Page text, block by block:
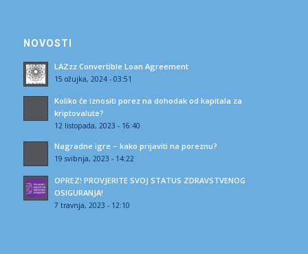
NOVOSTI
LAZzz Convertible Loan Agreement
15 ožujka, 2024 - 03:51
Koliko će iznositi porez na dohodak od kapitala za
kriptovalute?
12 listopada, 2023 - 16:40
Nagradne igre – kako prijaviti na poreznu?
19 svibnja, 2023 - 14:22
OPREZ! PROVJERITE SVOJ STATUS ZDRAVSTVENOG
OSIGURANJA!
7 travnja, 2023 - 12:10